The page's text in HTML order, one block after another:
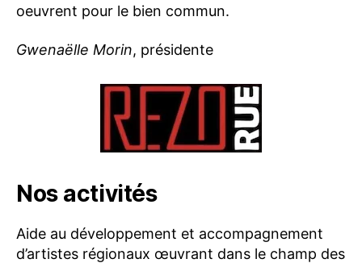
oeuvrent pour le bien commun.
Gwenaëlle Morin, présidente
Nos activités
Aide au développement et accompagnement
d’artistes régionaux œuvrant dans le champ des